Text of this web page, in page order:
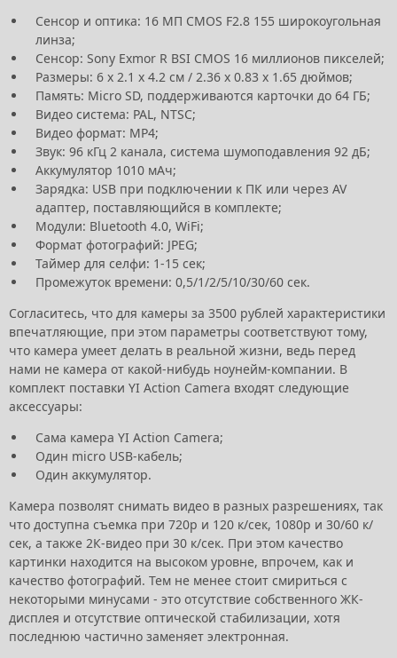
Сенсор и оптика: 16 МП CMOS F2.8 155 широкоугольная
линза;
Сенсор: Sony Exmor R BSI CMOS 16 миллионов пикселей;
Размеры: 6 x 2.1 x 4.2 см / 2.36 x 0.83 x 1.65 дюймов;
Память: Micro SD, поддерживаются карточки до 64 ГБ;
Видео система: PAL, NTSC;
Видео формат: MP4;
Звук: 96 кГц 2 канала, система шумоподавления 92 дБ;
Аккумулятор 1010 мАч;
Зарядка: USB при подключении к ПК или через AV
адаптер, поставляющийся в комплекте;
Модули: Bluetooth 4.0, WiFi;
Формат фотографий: JPEG;
Таймер для селфи: 1-15 сек;
Промежуток времени: 0,5/1/2/5/10/30/60 сек.
Согласитесь, что для камеры за 3500 рублей характеристики
впечатляющие, при этом параметры соответствуют тому,
что камера умеет делать в реальной жизни, ведь перед
нами не камера от какой-нибудь ноунейм-компании. В
комплект поставки YI Action Camera входят следующие
аксессуары:
Сама камера YI Action Camera;
Один micro USB-кабель;
Один аккумулятор.
Камера позволят снимать видео в разных разрешениях, так
что доступна съемка при 720р и 120 к/сек, 1080р и 30/60 к/
сек, а также 2К-видео при 30 к/сек. При этом качество
картинки находится на высоком уровне, впрочем, как и
качество фотографий. Тем не менее стоит смириться с
некоторыми минусами - это отсутствие собственного ЖК-
дисплея и отсутствие оптической стабилизации, хотя
последнюю частично заменяет электронная.